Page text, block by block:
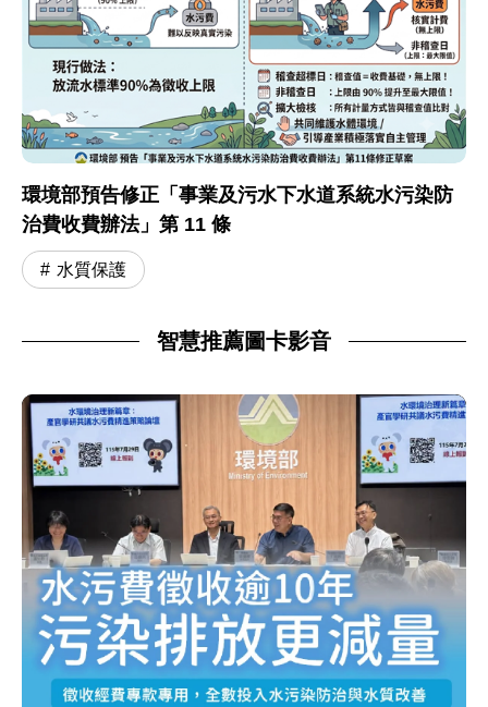
環境部預告修正「事業及污水下水道系統水污染防
治費收費辦法」第 11 條
水質保護
智慧推薦圖卡影音